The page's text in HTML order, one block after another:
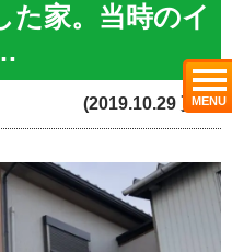
MENU
た家。当時のイ
(2019.10.29 更新)